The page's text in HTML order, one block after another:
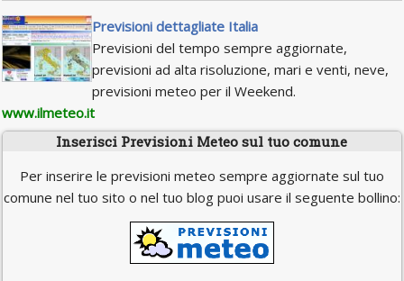
Previsioni dettagliate Italia
Previsioni del tempo sempre aggiornate,
previsioni ad alta risoluzione, mari e venti, neve,
previsioni meteo per il Weekend.
www.ilmeteo.it
Inserisci Previsioni Meteo sul tuo comune
Per inserire le previsioni meteo sempre aggiornate sul tuo
comune nel tuo sito o nel tuo blog puoi usare il seguente bollino: